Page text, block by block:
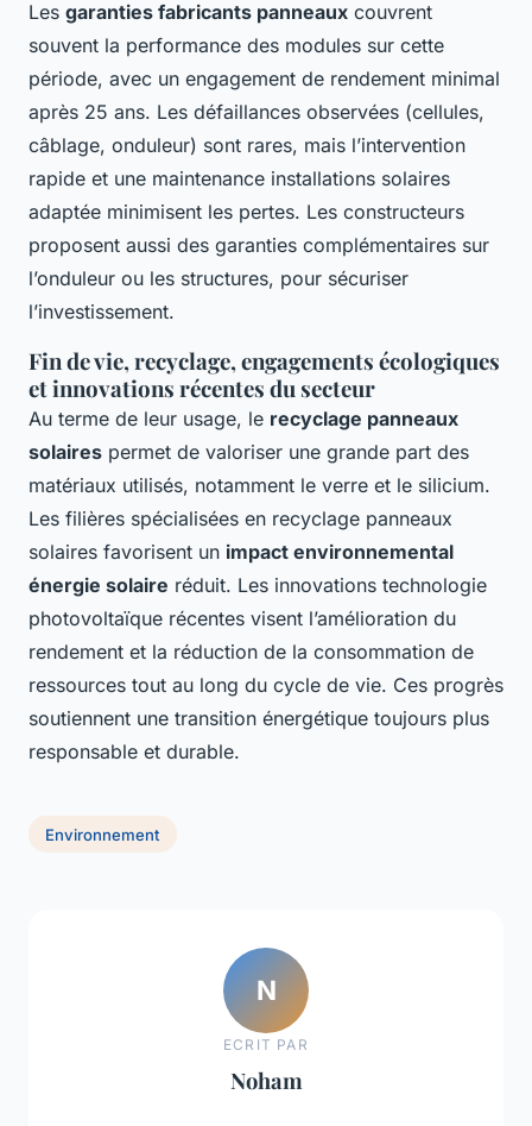
Les garanties fabricants panneaux couvrent
souvent la performance des modules sur cette
période, avec un engagement de rendement minimal
après 25 ans. Les défaillances observées (cellules,
câblage, onduleur) sont rares, mais l’intervention
rapide et une maintenance installations solaires
adaptée minimisent les pertes. Les constructeurs
proposent aussi des garanties complémentaires sur
l’onduleur ou les structures, pour sécuriser
l’investissement.
Fin de vie, recyclage, engagements écologiques
et innovations récentes du secteur
Au terme de leur usage, le recyclage panneaux
solaires permet de valoriser une grande part des
matériaux utilisés, notamment le verre et le silicium.
Les filières spécialisées en recyclage panneaux
solaires favorisent un impact environnemental
énergie solaire réduit. Les innovations technologie
photovoltaïque récentes visent l’amélioration du
rendement et la réduction de la consommation de
ressources tout au long du cycle de vie. Ces progrès
soutiennent une transition énergétique toujours plus
responsable et durable.
Environnement
N
ECRIT PAR
Noham